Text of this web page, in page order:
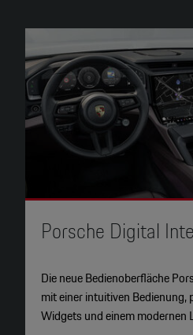
Porsche Digital
Die neue Bedienoberfläche
mit einer intuitiven Bedienung,
Widgets und einem modernen